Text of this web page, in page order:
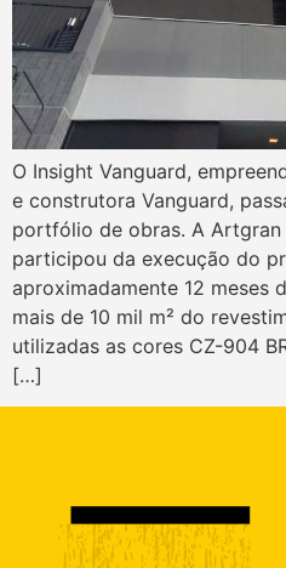
O Insight Vanguard,
e construtora Vanguard,
portfólio de obras. A Artgran
participou da execução do
aproximadamente 12 meses
mais de 10 mil m² do
utilizadas as cores CZ-904
[…]